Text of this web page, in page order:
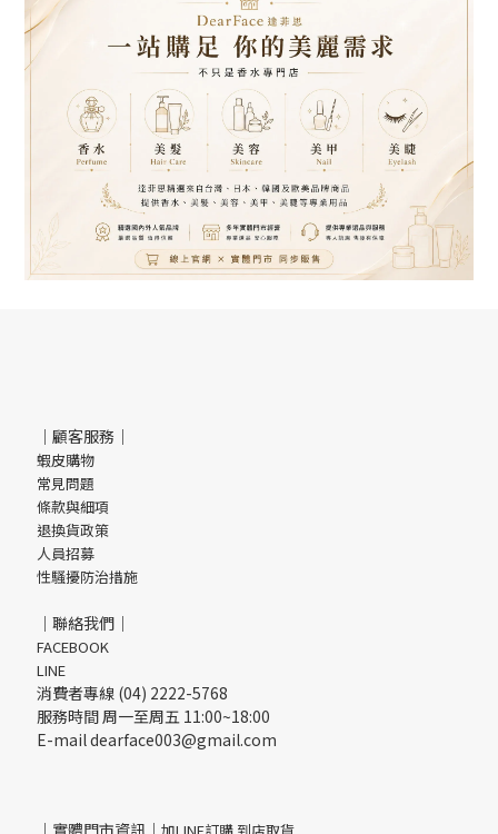
｜顧客服務｜
蝦皮購物
常見問題
條款與細項
退換貨政策
人員招募
性騷擾防治措施
｜聯絡我們｜
FACEBOOK
LINE
消費者專線 (04) 2222-5768
服務時間 周一至周五 11:00~18:00
E-mail dearface003@gmail.com
｜實體門市資訊｜ 加LINE訂購 到店取貨